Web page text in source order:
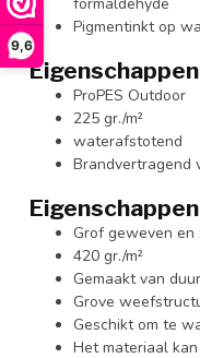
9,6
formaldehyde
Pigmentinkt op
ProPES Outdoor
225 gr./m²
waterafstotend
Brandvertragend
Grof geweven
420 gr./m²
Gemaakt van
Grove
Geschikt om te
Het materiaal